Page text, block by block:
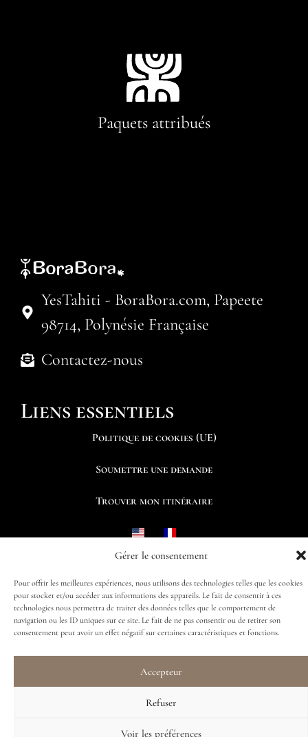
Gérer le consentement
Pour offrir les meilleures expériences, nous utilisons des technologies telles que les cookies
pour stocker et/ou accéder aux informations des appareils. Le fait de consentir à ces
technologies nous permettra de traiter des données telles que le comportement de
navigation ou les ID uniques sur ce site. Le fait de ne pas consentir ou de retirer son
consentement peut avoir un effet négatif sur certaines caractéristiques et fonctions.
Accepteur
Refuser
Voir les préférences
Paquets attribués
YesTahiti - BoraBora.com, Papeete
98714, Polynésie Française
Contactez-nous
Liens essentiels
Politique de cookies (UE)
Soumettre une demande
Trouver mon itinéraire
Suivez-nous